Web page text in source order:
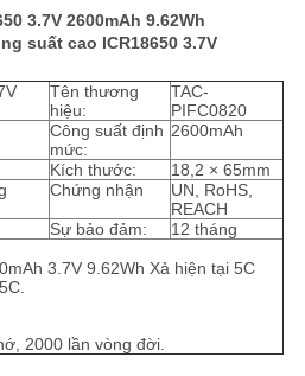
3.7V 2600mAh 9.62Wh
suất cao ICR18650 3.7V
Tên thương
hiệu:
TAC-
PIFC0820
Công suất định
mức:
2600mAh
Kích thước:
18,2 × 65mm
Chứng nhận
UN, RoHS,
REACH
Sự bảo đảm:
12 tháng
3.7V 9.62Wh Xả hiện tại 5C
2000 lần vòng đời.